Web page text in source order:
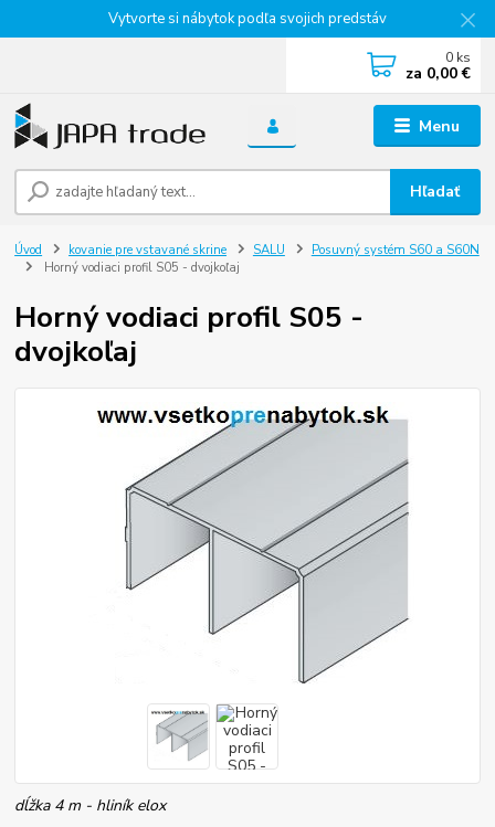
Vytvorte si nábytok podľa svojich predstáv
Menu
Hľadať
0 ks
za 0,00 €
Úvod kovanie pre vstavané skrine SALU
Posuvný systém S60 a S60N
Horný vodiaci profil S05 - dvojkoľaj
Horný vodiaci profil S05 -
dvojkoľaj
dĺžka 4 m - hliník elox